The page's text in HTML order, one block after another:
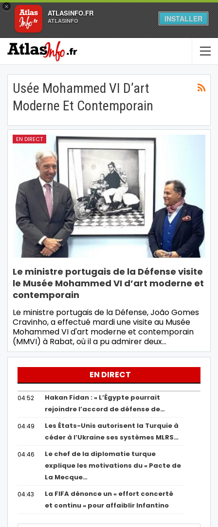
×
ATLASINFO.FR
ATLASINFO INSTALLER
Usée Mohammed VI D’art
Moderne Et Contemporain
EN DIRECT
Le ministre portugais de la Défense visite
le Musée Mohammed VI d’art moderne et
contemporain
Le ministre portugais de la Défense, João Gomes
Cravinho, a effectué mardi une visite au Musée
Mohammed VI d'art moderne et contemporain
(MMVI) à Rabat, où il a pu admirer deux…
EN DIRECT
04:52
Hakan Fidan : « L’Égypte pourrait
rejoindre l’accord de défense de…
04:49
Les États-Unis autorisent la Turquie à
céder à l’Ukraine ses systèmes MLRS…
04:46
Le chef de la diplomatie turque
explique les motivations du « Pacte de
La Mecque…
04:43
La FIFA dénonce un « effort concerté
et continu » pour affaiblir Infantino